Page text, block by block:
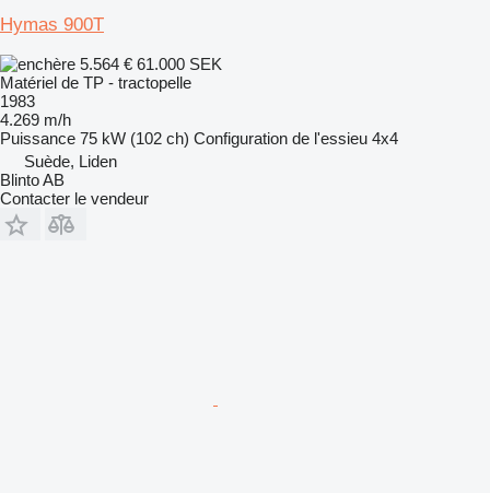
Hymas 900T
5.564 € 61.000 SEK
Matériel de TP - tractopelle
1983
4.269 m/h
Puissance 75 kW (102 ch) Configuration de l'essieu 4x4
Suède, Liden
Blinto AB
Contacter le vendeur